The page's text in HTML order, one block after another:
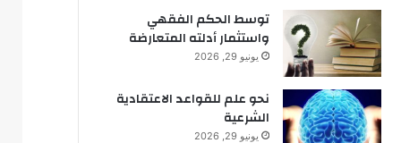
توسط الحكم الفقهي
واستثمار أدلته المتعارضة
يونيو 29, 2026
نحو علم للقواعد الاعتقادية
الشرعية
يونيو 29, 2026